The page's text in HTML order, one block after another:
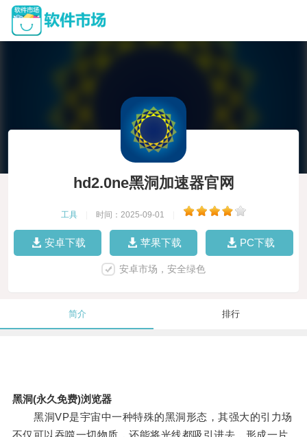
hd2.0ne黑洞加速器官网
工具 时间：2025-09-01
安卓下载 苹果下载 PC下载
安卓市场，安全绿色
简介 排行
黑洞(永久免费)浏览器
黑洞VP是宇宙中一种特殊的黑洞形态，其强大的引力场